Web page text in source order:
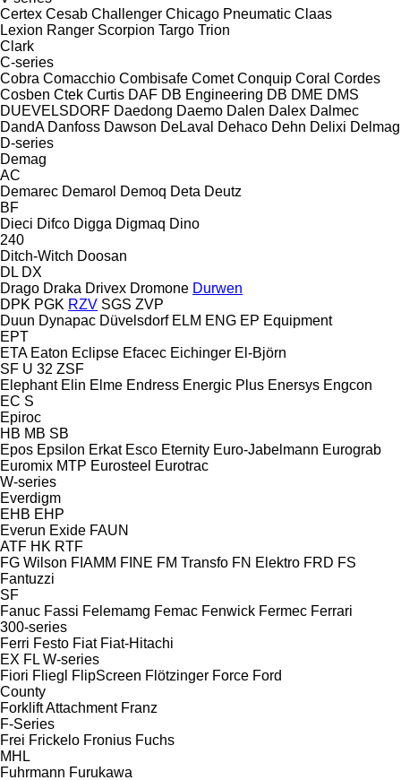
Certex Cesab Challenger Chicago Pneumatic Claas
Lexion Ranger Scorpion Targo Trion
Clark
C-series
Cobra Comacchio Combisafe Comet Conquip Coral Cordes
Cosben Ctek Curtis DAF DB Engineering DB DME DMS
DUEVELSDORF Daedong Daemo Dalen Dalex Dalmec
DandA Danfoss Dawson DeLaval Dehaco Dehn Delixi Delmag
D-series
Demag
AC
Demarec Demarol Demoq Deta Deutz
BF
Dieci Difco Digga Digmaq Dino
240
Ditch-Witch Doosan
DL DX
Drago Draka Drivex Dromone Durwen
DPK PGK RZV SGS ZVP
Duun Dynapac Düvelsdorf ELM ENG EP Equipment
EPT
ETA Eaton Eclipse Efacec Eichinger El-Björn
SF U 32 ZSF
Elephant Elin Elme Endress Energic Plus Enersys Engcon
EC S
Epiroc
HB MB SB
Epos Epsilon Erkat Esco Eternity Euro-Jabelmann Eurograb
Euromix MTP Eurosteel Eurotrac
W-series
Everdigm
EHB EHP
Everun Exide FAUN
ATF HK RTF
FG Wilson FIAMM FINE FM Transfo FN Elektro FRD FS
Fantuzzi
SF
Fanuc Fassi Felemamg Femac Fenwick Fermec Ferrari
300-series
Ferri Festo Fiat Fiat-Hitachi
EX FL W-series
Fiori Fliegl FlipScreen Flötzinger Force Ford
County
Forklift Attachment Franz
F-Series
Frei Frickelo Fronius Fuchs
MHL
Fuhrmann Furukawa